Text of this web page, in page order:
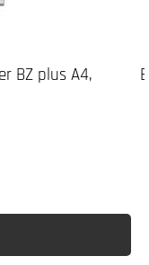
BZ plus A4,